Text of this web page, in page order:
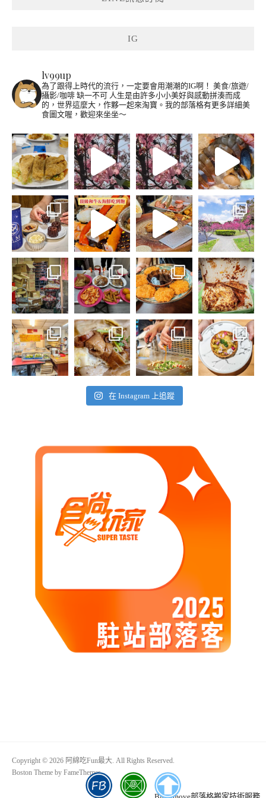
IG
lv99up
為了跟得上時代的流行，一定要會用潮潮的IG啊！ 美食/旅遊/
攝影/咖啡 缺一不可 人生是由許多小小美好與感動拼湊而成
的，世界這麼大，作夥一起來淘寶。我的部落格有更多詳細美
食圖文喔，歡迎來坐坐～
在 Instagram 上追蹤
Copyright © 2026 阿綿吃Fun最大. All Rights Reserved.
Boston Theme by FameThemes